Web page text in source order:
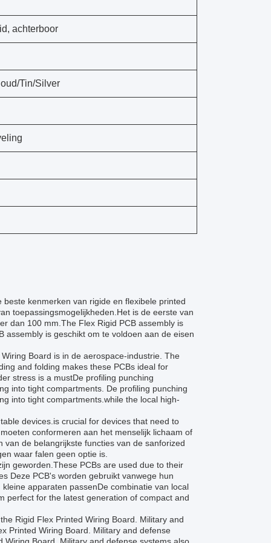
achterboor
Tin/Silver
kenmerken van rigide en flexibele printed
toepassingsmogelijkheden.Het is de eerste van
dan 100 mm.The Flex Rigid PCB assembly is
assembly is geschikt om te voldoen aan de eisen
Board is in de aerospace-industrie. The
and folding makes these PCBs ideal for
stress is a mustDe profiling punching
into tight compartments. De profiling punching
into tight compartments.while the local high-
devices.is crucial for devices that need to
conformeren aan het menselijk lichaam of
de belangrijkste functies van de sanforized
waar falen geen optie is.
geworden.These PCBs are used due to their
Deze PCB's worden gebruikt vanwege hun
apparaten passenDe combinatie van local
perfect for the latest generation of compact and
Rigid Flex Printed Wiring Board. Military and
Printed Wiring Board. Military and defense